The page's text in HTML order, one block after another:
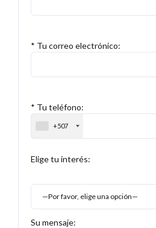
* Tu correo electrónico:
* Tu teléfono:
+507
Elige tu interés:
—Por favor, elige una opción—
Su mensaje: